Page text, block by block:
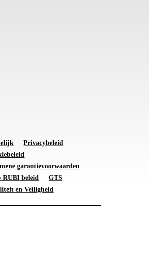
Privacybeleid
garantievoorwaarden
RUBI beleid
GTS
en Veiligheid